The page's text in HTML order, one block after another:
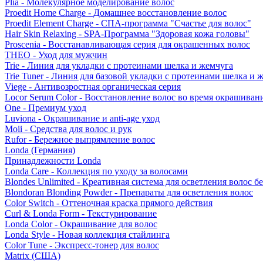
Plia - Молекулярное моделирование волос
Proedit Home Charge - Домашнее восстановление волос
Proedit Element Charge - СПА-программа "Счастье для волос"
Hair Skin Relaxing - SPA-Программа "Здоровая кожа головы"
Proscenia - Восстанавливающая серия для окрашенных волос
THEO - Уход для мужчин
Trie - Линия для укладки с протеинами шелка и жемчуга
Trie Tuner - Линия для базовой укладки с протеинами шелка и
Viege - Антивозростная органическая серия
Locor Serum Color - Восстановление волос во время
One - Премиум уход
Luviona - Окрашивание и anti-age уход
Moii - Средства для волос и рук
Rufor - Бережное выпрямление волос
Londa (Германия)
Принадлежности Londa
Londa Care - Коллекция по уходу за волосами
Blondes Unlimited - Креативная система для осветления волос
Blondoran Blonding Powder - Препараты для осветления волос
Color Switch - Оттеночная краска прямого действия
Curl & Londa Form - Текстурирование
Londa Color - Окрашивание для волос
Londa Style - Новая коллекция стайлинга
Color Tune - Экспресс-тонер для волос
Matrix (США)